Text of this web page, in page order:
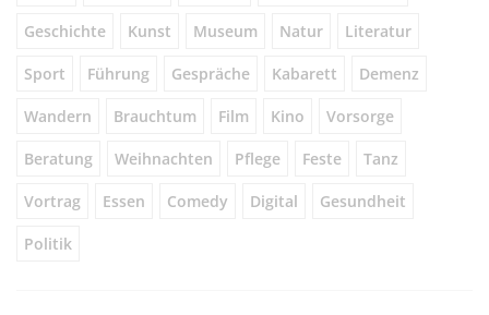
Geschichte Kunst Museum Natur Literatur
Sport Führung Gespräche Kabarett Demenz
Wandern Brauchtum Film Kino Vorsorge
Beratung Weihnachten Pflege Feste Tanz
Vortrag Essen Comedy Digital Gesundheit
Politik